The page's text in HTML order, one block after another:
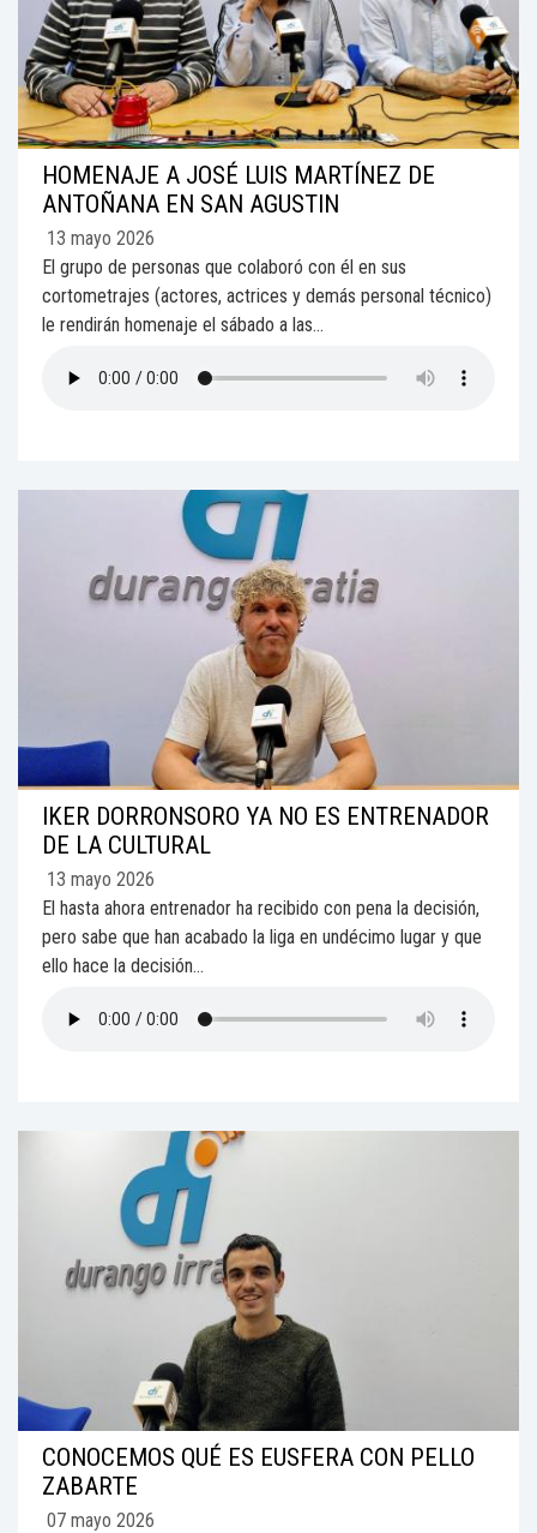
HOMENAJE A JOSÉ LUIS MARTÍNEZ DE
ANTOÑANA EN SAN AGUSTIN
13 mayo 2026
El grupo de personas que colaboró con él en sus
cortometrajes (actores, actrices y demás personal técnico)
le rendirán homenaje el sábado a las...
IKER DORRONSORO YA NO ES ENTRENADOR
DE LA CULTURAL
13 mayo 2026
El hasta ahora entrenador ha recibido con pena la decisión,
pero sabe que han acabado la liga en undécimo lugar y que
ello hace la decisión...
CONOCEMOS QUÉ ES EUSFERA CON PELLO
ZABARTE
07 mayo 2026